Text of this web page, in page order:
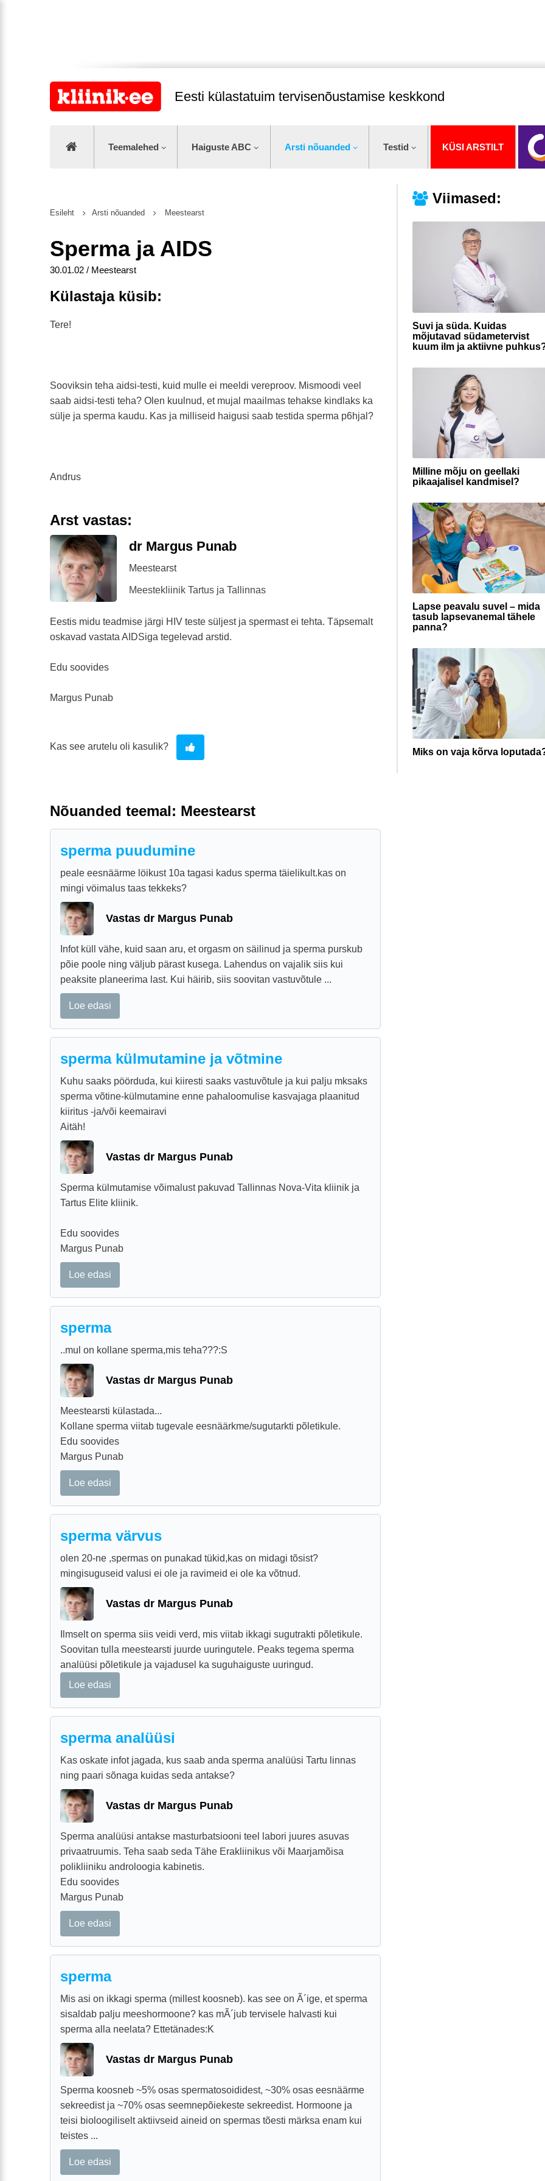
Eesti külastatuim tervisenõustamise keskkond
Teemalehed Haiguste ABC Arsti nõuanded Testid KÜSI ARSTILT
Viimased:
Suvi ja süda. Kuidas
mõjutavad südametervist
kuum ilm ja aktiivne
Milline mõju on geellaki
pikaajalisel kandmisel?
Lapse peavalu suvel – mida
tasub lapsevanemal tähele
panna?
Miks on vaja kõrva
Esileht Arsti nõuanded Meestearst
Sperma ja AIDS
30.01.02 / Meestearst
Külastaja küsib:
Tere!
Sooviksin teha aidsi-testi, kuid mulle ei meeldi vereproov. Mismoodi veel
saab aidsi-testi teha? Olen kuulnud, et mujal maailmas tehakse kindlaks ka
sülje ja sperma kaudu. Kas ja milliseid haigusi saab testida sperma p6hjal?
Andrus
Arst vastas:
dr Margus Punab
Meestearst
Meestekliinik Tartus ja Tallinnas
Eestis midu teadmise järgi HIV teste süljest ja spermast ei tehta. Täpsemalt
oskavad vastata AIDSiga tegelevad arstid.
Edu soovides
Margus Punab
Kas see arutelu oli kasulik?
Nõuanded teemal: Meestearst
sperma puudumine
peale eesnäärme löikust 10a tagasi kadus sperma täielikult.kas on
mingi vöimalus taas tekkeks?
Vastas dr Margus Punab
Infot küll vähe, kuid saan aru, et orgasm on säilinud ja sperma purskub
põie poole ning väljub pärast kusega. Lahendus on vajalik siis kui
peaksite planeerima last. Kui häirib, siis soovitan vastuvõtule ...
Loe edasi
sperma külmutamine ja võtmine
Kuhu saaks pöörduda, kui kiiresti saaks vastuvõtule ja kui palju mksaks
sperma võtine-külmutamine enne pahaloomulise kasvajaga plaanitud
kiiritus -ja/või keemairavi
Aitäh!
Vastas dr Margus Punab
Sperma külmutamise võimalust pakuvad Tallinnas Nova-Vita kliinik ja
Tartus Elite kliinik.
Edu soovides
Margus Punab
Loe edasi
sperma
..mul on kollane sperma,mis teha???:S
Vastas dr Margus Punab
Meestearsti külastada...
Kollane sperma viitab tugevale eesnäärkme/sugutarkti põletikule.
Edu soovides
Margus Punab
Loe edasi
sperma värvus
olen 20-ne ,spermas on punakad tükid,kas on midagi tõsist?
mingisuguseid valusi ei ole ja ravimeid ei ole ka võtnud.
Vastas dr Margus Punab
Ilmselt on sperma siis veidi verd, mis viitab ikkagi sugutrakti põletikule.
Soovitan tulla meestearsti juurde uuringutele. Peaks tegema sperma
analüüsi põletikule ja vajadusel ka suguhaiguste uuringud.
Loe edasi
sperma analüüsi
Kas oskate infot jagada, kus saab anda sperma analüüsi Tartu linnas
ning paari sõnaga kuidas seda antakse?
Vastas dr Margus Punab
Sperma analüüsi antakse masturbatsiooni teel labori juures asuvas
privaatruumis. Teha saab seda Tähe Erakliinikus või Maarjamõisa
polikliiniku androloogia kabinetis.
Edu soovides
Margus Punab
Loe edasi
sperma
Mis asi on ikkagi sperma (millest koosneb). kas see on Ã´ige, et sperma
sisaldab palju meeshormoone? kas mÃ´jub tervisele halvasti kui
sperma alla neelata? Ettetänades:K
Vastas dr Margus Punab
Sperma koosneb ~5% osas spermatosoididest, ~30% osas eesnäärme
sekreedist ja ~70% osas seemnepõiekeste sekreedist. Hormoone ja
teisi bioloogiliselt aktiivseid aineid on spermas tõesti märksa enam kui
teistes ...
Loe edasi